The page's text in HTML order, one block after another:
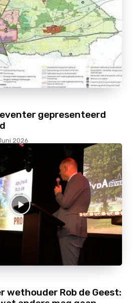
gepresenteerd
2026
wethouder Rob de Geest: